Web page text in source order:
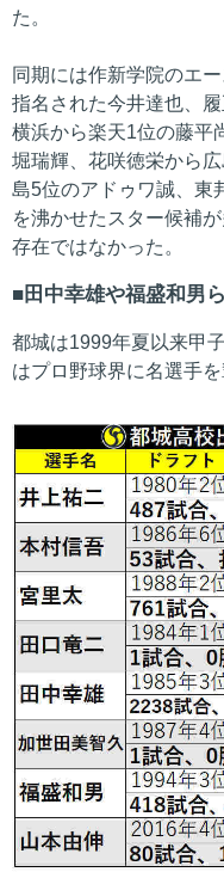
た。
同期には作新学院のエ
指名された今井達也、
横浜から楽天1位の藤平
堀瑞輝、花咲徳栄から
島5位のアドゥワ誠、東
を沸かせたスター候補
存在ではなかった。
田中幸雄や福盛和男
都城は1999年夏以来甲
はプロ野球界に名選手を